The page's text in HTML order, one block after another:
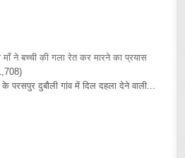
ने बच्ची की गला रेत कर मारने का प्रयास
परसपुर दुबौली गांव में दिल दहला देने वाली...